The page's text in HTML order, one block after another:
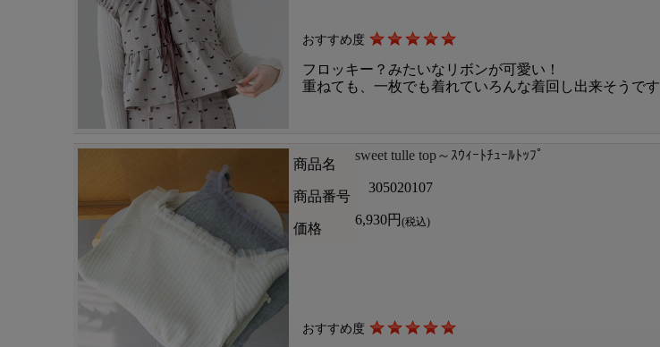
おすすめ度
フロッキー？みたいなリボンが可愛い！
重ねても、一枚でも着れていろんな着回し出来そうです
商品名
sweet tulle top～ｽｳｨｰﾄﾁｭｰﾙﾄｯﾌﾟ
商品番号
305020107
価格
6,930円 (税込)
おすすめ度